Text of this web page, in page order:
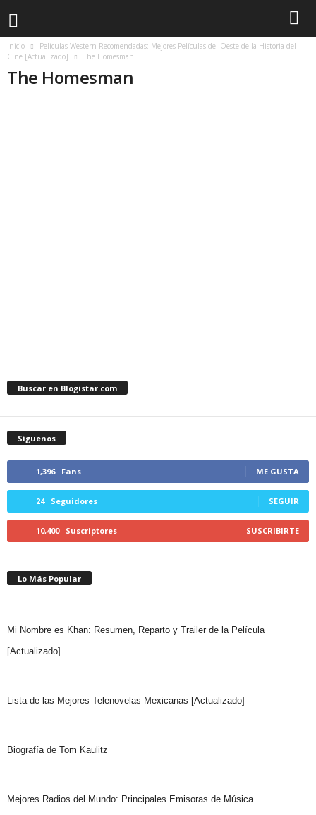
Inicio
Películas Western Recomendadas: Mejores Películas del Oeste de la Historia del
Cine [Actualizado]
The Homesman
The Homesman
Buscar en Blogistar.com
Síguenos
1,396 Fans ME GUSTA
24 Seguidores SEGUIR
10,400 Suscriptores SUSCRIBIRTE
Lo Más Popular
Mi Nombre es Khan: Resumen, Reparto y Trailer de la Película
[Actualizado]
Lista de las Mejores Telenovelas Mexicanas [Actualizado]
Biografía de Tom Kaulitz
Mejores Radios del Mundo: Principales Emisoras de Música